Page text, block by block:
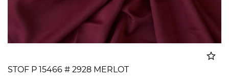
STOF P 15466 # 2928 MERLOT